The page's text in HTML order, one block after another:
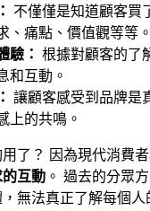
不僅僅是知道顧客買
、痛點、價值觀等等。
驗： 根據對顧客的了
和互動。
讓顧客感受到品牌是
上的共鳴。
了？ 因為現代消費
互動 。 過去的分眾
無法真正了解每個人